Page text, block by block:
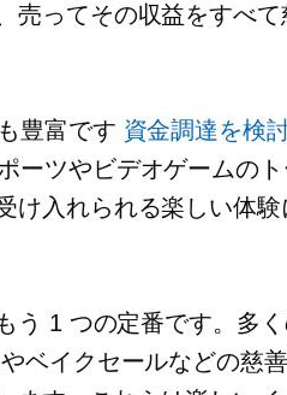
売ってその収益をすべて
豊富です 資金調達を検
ーツやビデオゲームの
け入れられる楽しい体験
う 1 つの定番です。多
ベイクセールなどの慈